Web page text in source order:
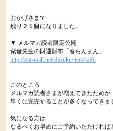
おかげさまで
残り２１個になりました。
▼ メルマガ読者限定公開
紫音先生の財運財布「春らんまん」
http://star-mall.net/shizuku/item/saifu
このところ
メルマガ読者さまが増えてきたためか
早くに完売することが多くなってきま
気になる方は
なるべくお早めにご予約いただければ